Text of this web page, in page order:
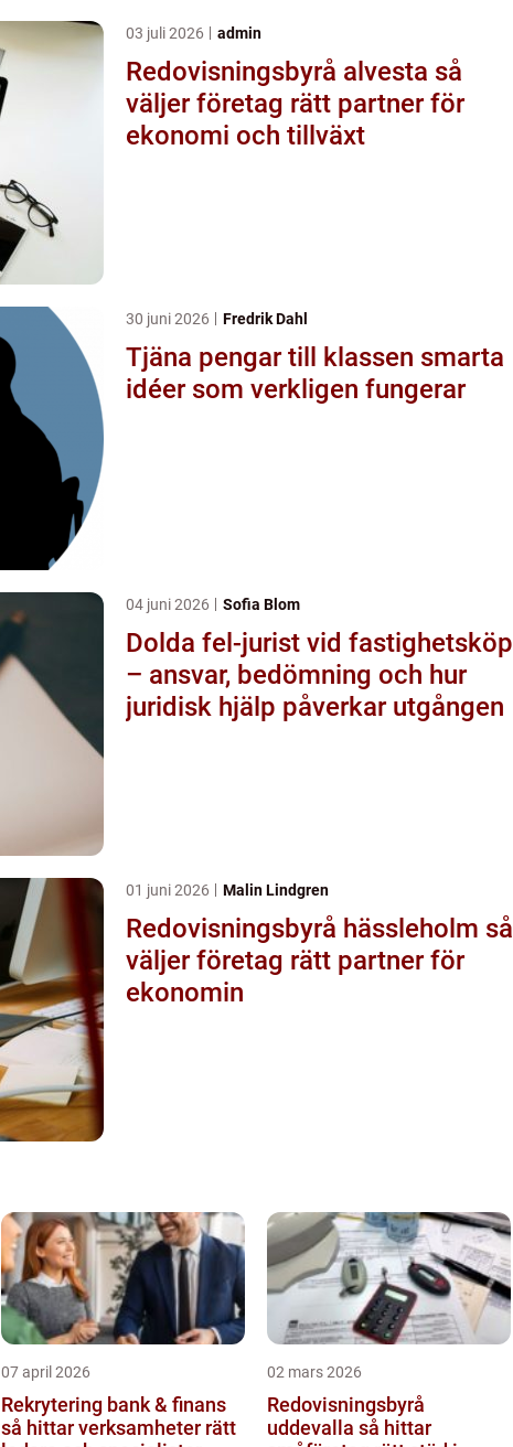
03 juli 2026 admin
Redovisningsbyrå alvesta så
väljer företag rätt partner för
ekonomi och tillväxt
30 juni 2026 Fredrik Dahl
Tjäna pengar till klassen smarta
idéer som verkligen fungerar
04 juni 2026 Sofia Blom
Dolda fel-jurist vid fastighetsköp
– ansvar, bedömning och hur
juridisk hjälp påverkar utgången
01 juni 2026 Malin Lindgren
Redovisningsbyrå hässleholm så
väljer företag rätt partner för
ekonomin
07 april 2026
Rekrytering bank & finans
så hittar verksamheter rätt
02 mars 2026
Redovisningsbyrå
uddevalla så hittar